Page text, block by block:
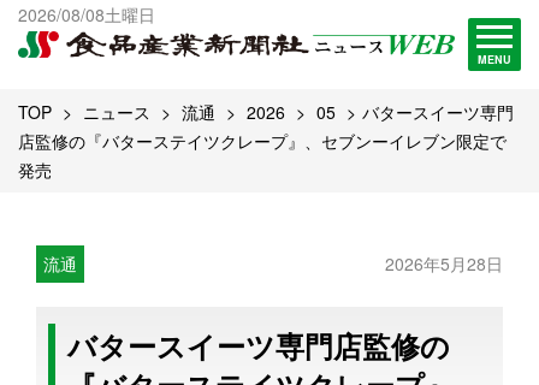
2026/08/08土曜日
MENU
出版物一覧へ
試読・購読申し込み
TOP ニュース 流通 2026 05
バタースイーツ専門
店監修の『バターステイツクレープ』、セブンーイレブン限定で
発売
流通 2026年5月28日
バタースイーツ専門店監修の